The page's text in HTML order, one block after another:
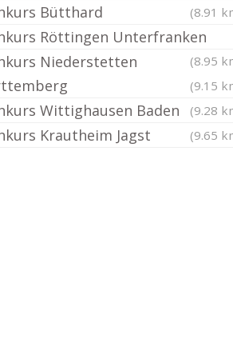
Bütthard (8.91
Röttingen Unterfranken
(8.95
Niederstetten
(9.15
Wittighausen Baden (9.28
Krautheim Jagst (9.65